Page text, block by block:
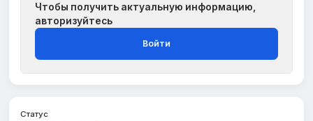
Чтобы получить актуальную информацию,
авторизуйтесь
Войти
Статус